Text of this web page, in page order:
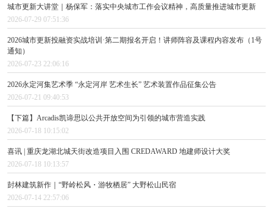
城市更新大讲堂｜杨保军：落实中央城市工作会议精神，高质量推进城市更新
2026-07-29 07:51:36
2026城市更新投融资实战培训·第二期报名开启！讲师阵容及课程内容发布（1号
通知）
2026-07-23 22:06:16
2026永定河集艺术季 “永定河岸 艺术生长” 艺术装置作品征集公告
2026-07-21 09:40:53
【下篇】Arcadis凯谛思以公共开放空间为引领的城市营造实践
2026-07-18 10:15:02
喜讯 | 重庆龙湖北城天街改造项目入围 CREDAWARD 地建师设计大奖
2026-07-18 10:13:57
尌林建筑新作｜“野岭松风・游牧栖居” 大野松山民宿
2026-07-14 22:57:06